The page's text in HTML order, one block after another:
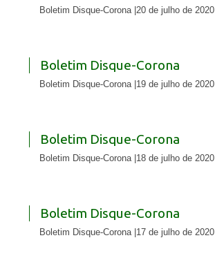
Boletim Disque-Corona |20 de julho de 2020
Boletim Disque-Corona
Boletim Disque-Corona |19 de julho de 2020
Boletim Disque-Corona
Boletim Disque-Corona |18 de julho de 2020
Boletim Disque-Corona
Boletim Disque-Corona |17 de julho de 2020